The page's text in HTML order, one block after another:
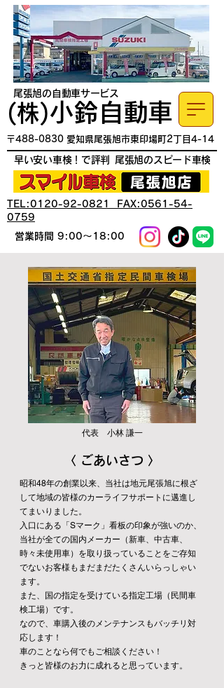
TEL:0120-92-0821 FAX:0561-54-
0759
営業時間 9:00～18:00
​(株)小鈴自動車
尾張旭の自動車サービス
早い安い車検！で評判 尾張旭のスピード車検
〒488-0830 愛知県尾張旭市東印場町2丁目4-14
代表 小林 謙一
〈 ごあいさつ 〉
昭和48年の創業以来、当社は地元尾張旭に根ざ
して地域の皆様のカーライフサポートに邁進し
てまいりました。
入口にある「Sマーク」看板の印象が強いのか、
当社が全ての国内メーカー（新車、中古車、
時々未使用車）を取り扱っていることをご存知
でないお客様もまだまだたくさんいらっしゃい
ます。
また、国の指定を受けている指定工場（民間車
検工場）です。
なので、車購入後のメンテナンスもバッチリ対
応します！
車のことなら何でもご相談ください！
きっと皆様のお力に成れると思っています。